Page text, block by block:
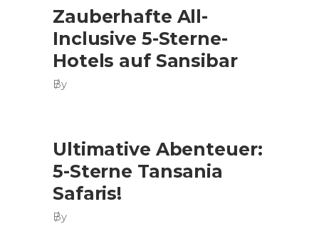
Zauberhafte All-
Inclusive 5-Sterne-
Hotels auf Sansibar
By
Ultimative Abenteuer:
5-Sterne Tansania
Safaris!
By